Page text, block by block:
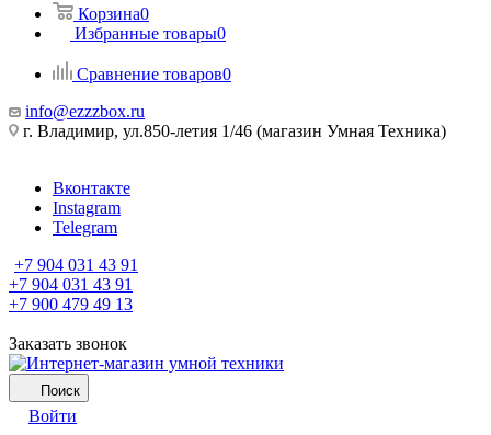
Корзина0
Избранные товары0
Сравнение товаров0
info@ezzzbox.ru
г. Владимир, ул.850-летия 1/46 (магазин Умная Техника)
Вконтакте
Instagram
Telegram
+7 904 031 43 91
+7 904 031 43 91
+7 900 479 49 13
Заказать звонок
Поиск
Войти